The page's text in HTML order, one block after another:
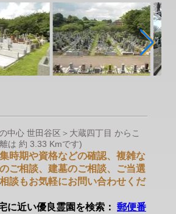
中心 世田谷区＞大蔵四丁目 からこ
は 約 3.33 Kmです)
時期や資格などの確認、複雑な
ご相談、建墓のご相談、ご当選
談もお気軽にお問い合わせくだ
に近い優良霊園を検索： 郵便番